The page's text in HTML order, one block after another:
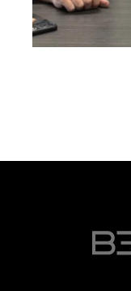
Капитан – с нами!
2 ИЮНЯ 2026 12:55